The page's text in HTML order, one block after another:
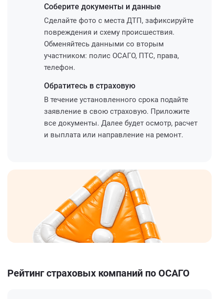
Соберите документы и данные
Сделайте фото с места ДТП, зафиксируйте
повреждения и схему происшествия.
Обменяйтесь данными со вторым
участником: полис ОСАГО, ПТС, права,
телефон.
Обратитесь в страховую
В течение установленного срока подайте
заявление в свою страховую. Приложите
все документы. Далее будет осмотр, расчет
и выплата или направление на ремонт.
Рейтинг страховых компаний по ОСАГО